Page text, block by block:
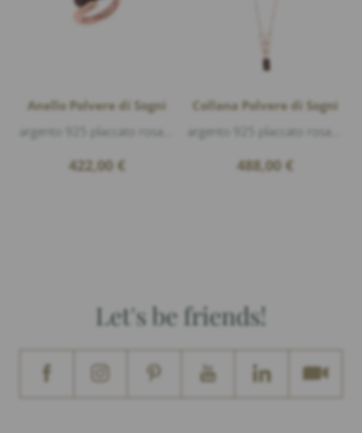
Anello Polvere di Sogni
422,00 €
Collana Polvere di Sogni
488,00 €
Let's be friends!